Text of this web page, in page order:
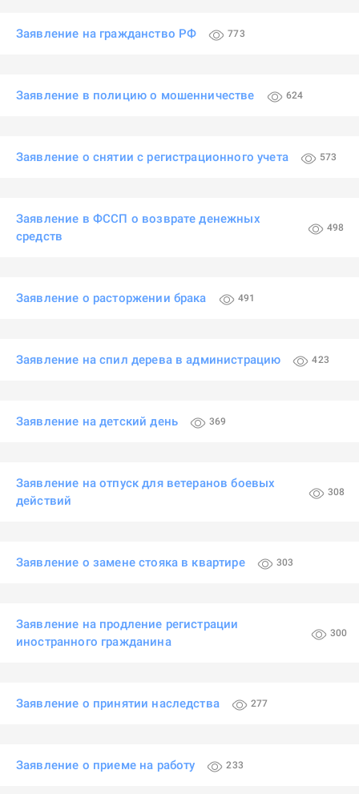
Заявление на гражданство РФ 773
Заявление в полицию о мошенничестве 624
Заявление о снятии с регистрационного учета 573
Заявление в ФССП о возврате денежных
средств
498
Заявление о расторжении брака 491
Заявление на спил дерева в администрацию 423
Заявление на детский день 369
Заявление на отпуск для ветеранов боевых
действий
308
Заявление о замене стояка в квартире 303
Заявление на продление регистрации
иностранного гражданина
300
Заявление о принятии наследства 277
Заявление о приеме на работу 233